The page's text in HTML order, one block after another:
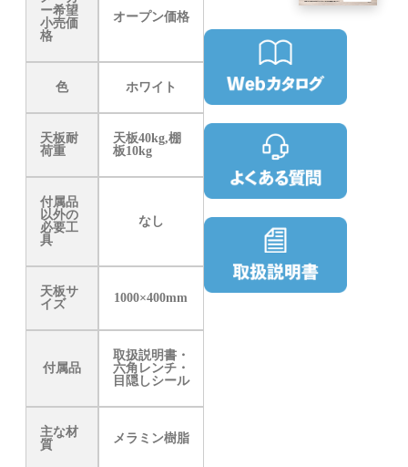
ー希望
小売価
格
オープン価格
色 ホワイト
天板耐
荷重
天板40kg,棚
板10kg
付属品
以外の
必要工
具
なし
天板サ
イズ
1000×400mm
付属品
取扱説明書・
六角レンチ・
目隠しシール
主な材
質
メラミン樹脂